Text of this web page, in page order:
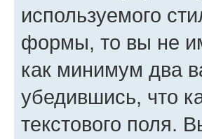
используемого
формы, то вы не
как минимум два
убедившись, что
текстового поля.